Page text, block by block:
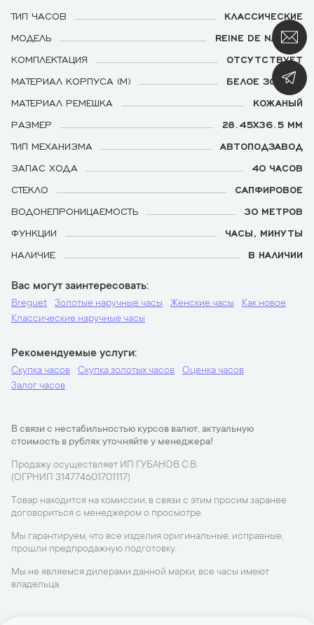
ТИП ЧАСОВ
КЛАССИЧЕСКИЕ
МОДЕЛЬ
REINE DE NAPLES
КОМПЛЕКТАЦИЯ
ОТСУТСТВУЕТ
МАТЕРИАЛ КОРПУСА (М)
БЕЛОЕ ЗОЛОТО
МАТЕРИАЛ РЕМЕШКА
КОЖАНЫЙ
РАЗМЕР
28.45X36.5 ММ
ТИП МЕХАНИЗМА
АВТОПОДЗАВОД
ЗАПАС ХОДА
40 ЧАСОВ
СТЕКЛО
САПФИРОВОЕ
ВОДОНЕПРОНИЦАЕМОСТЬ
30 МЕТРОВ
ФУНКЦИИ
ЧАСЫ, МИНУТЫ
НАЛИЧИЕ
В НАЛИЧИИ
Вас могут заинтересовать
Breguet Золотые наручные часы Женские часы
Как новое
Классические наручные часы
Рекомендуемые услуги
Скупка часов Скупка золотых часов
Оценка часов
Залог часов
В связи с нестабильностью курсов валют, актуальную
стоимость в рублях уточняйте у менеджера!
Продажу осуществляет ИП ГУБАНОВ С.В.
(ОГРНИП 314774601701117)
Товар находится на комиссии, в связи с этим просим заранее
договориться с менеджером о просмотре.
Мы гарантируем, что все изделия оригинальные, исправные,
прошли предпродажную подготовку.
Мы не являемся дилерами данной марки, все часы имеют
владельца.